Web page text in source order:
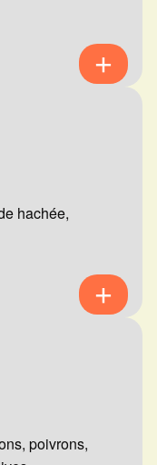
hachée,
poivrons,